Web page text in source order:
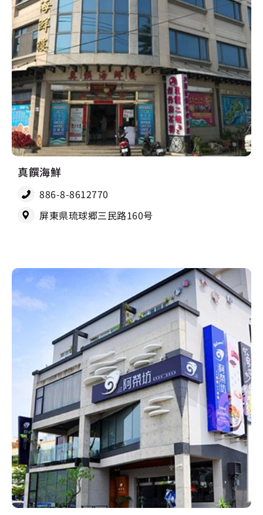
真饌海鮮
886-8-8612770
屏東県琉球郷三民路160号